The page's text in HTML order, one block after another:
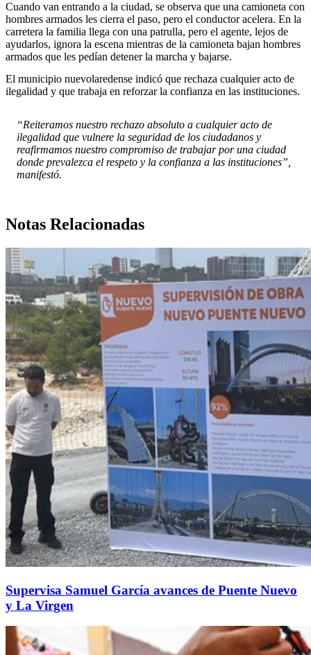
Cuando van entrando a la ciudad, se observa que una camioneta con
hombres armados les cierra el paso, pero el conductor acelera. En la
carretera la familia llega con una patrulla, pero el agente, lejos de
ayudarlos, ignora la escena mientras de la camioneta bajan hombres
armados que les pedían detener la marcha y bajarse.
El municipio nuevolaredense indicó que rechaza cualquier acto de
ilegalidad y que trabaja en reforzar la confianza en las instituciones.
“Reiteramos nuestro rechazo absoluto a cualquier acto de
ilegalidad que vulnere la seguridad de los ciudadanos y
reafirmamos nuestro compromiso de trabajar por una ciudad
donde prevalezca el respeto y la confianza a las instituciones”,
manifestó.
Notas Relacionadas
Supervisa Samuel García avances de Puente Nuevo
y La Virgen